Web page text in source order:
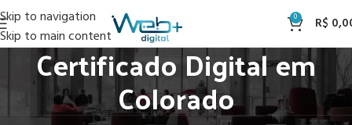
Skip to navigation
Skip to main content
0 R$
Certificado Digital em
Colorado